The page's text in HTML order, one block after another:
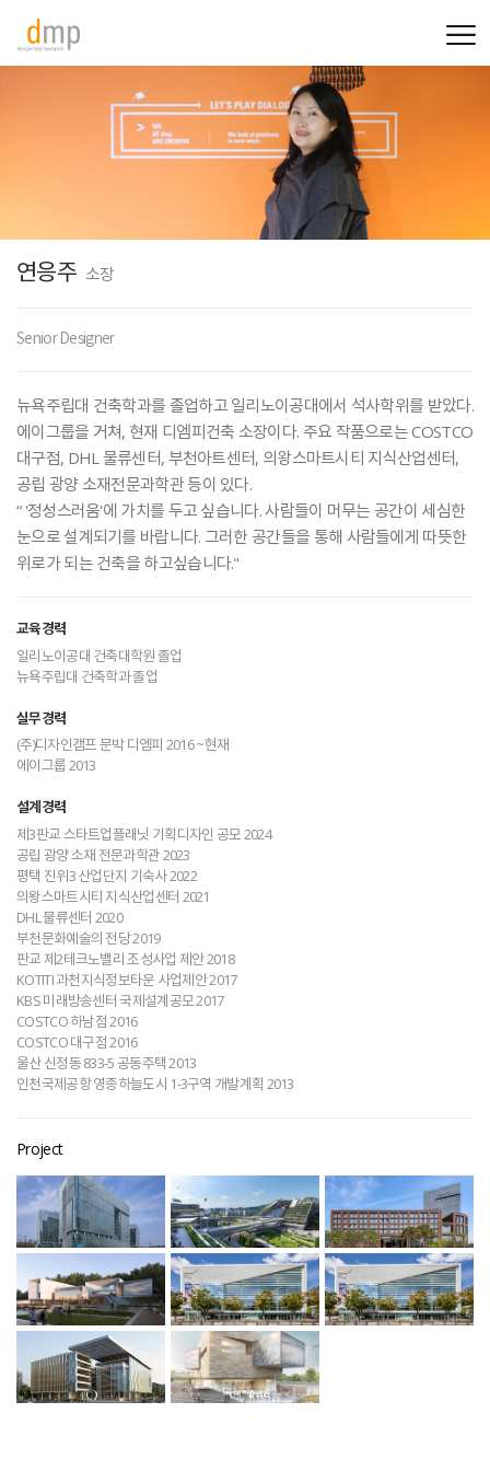
연응주 소장
Senior Designer
뉴욕주립대 건축학과를 졸업하고 일리노이공대에서 석사학위를 받았다.
에이그룹을 거쳐, 현재 디엠피건축 소장이다. 주요 작품으로는COSTCO
대구점, DHL물류센터, 부천아트센터, 의왕스마트시티 지식산업센터,
공립 광양 소재전문과학관 등이 있다.
“ '정성스러움'에 가치를 두고 싶습니다.사람들이 머무는 공간이 세심한
눈으로설계되기를 바랍니다. 그러한 공간들을 통해 사람들에게 따뜻한
위로가 되는 건축을 하고싶습니다."
교육경력
일리노이공대 건축대학원 졸업
뉴욕주립대 건축학과 졸업
실무경력
(주)디자인캠프 문박 디엠피 2016 ~현재
에이그룹 2013
설계경력
제3판교 스타트업플래닛 기획디자인 공모 2024
공립 광양 소재 전문과학관 2023
평택 진위3 산업단지 기숙사 2022
의왕스마트시티 지식산업센터 2021
DHL 물류센터 2020
부천문화예술의 전당 2019
판교 제2테크노밸리 조성사업 제안 2018
KOTITI 과천지식정보타운 사업제안 2017
KBS 미래방송센터 국제설계공모 2017
COSTCO 하남점 2016
COSTCO 대구점 2016
울산 신정동 833-5 공동주택 2013
인천국제공항 영종하늘도시 1-3구역 개발계획 2013
Project